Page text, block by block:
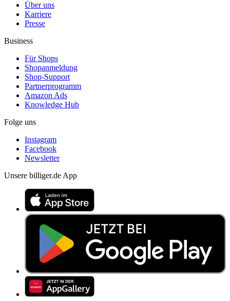
Über uns
Karriere
Presse
Business
Für Shops
Shopanmeldung
Shop-Support
Partnerprogramm
Amazon Ads
Knowledge Hub
Folge uns
Instagram
Facebook
Newsletter
Unsere billiger.de App